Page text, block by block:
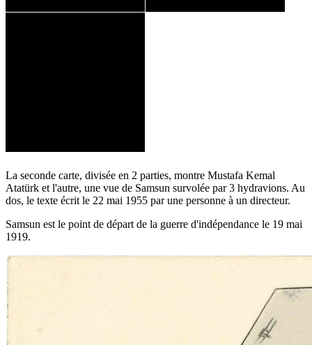
La seconde carte, divisée en 2 parties, montre Mustafa Kemal
Atatürk et l'autre, une vue de Samsun survolée par 3 hydravions. Au
dos, le texte écrit le 22 mai 1955 par une personne à un directeur.
Samsun est le point de départ de la guerre d'indépendance le 19 mai
1919.